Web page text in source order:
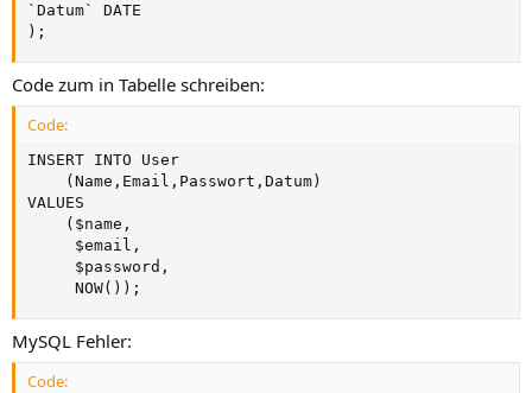
`Datum` DATE
);
Code zum in Tabelle schreiben:
Code:
INSERT INTO User
    (Name,Email,Passwort,Datum)
VALUES
    ($name,
     $email,
     $password,
     NOW());
MySQL Fehler:
Code: